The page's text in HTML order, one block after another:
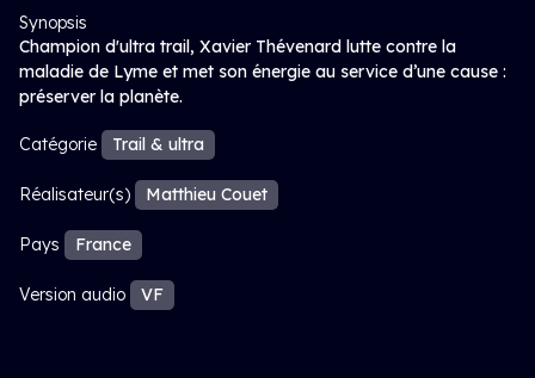
Synopsis
Champion d'ultra trail, Xavier Thévenard lutte contre la
maladie de Lyme et met son énergie au service d’une cause :
préserver la planète.
Catégorie Trail & ultra
Réalisateur(s) Matthieu Couet
Pays France
Version audio VF